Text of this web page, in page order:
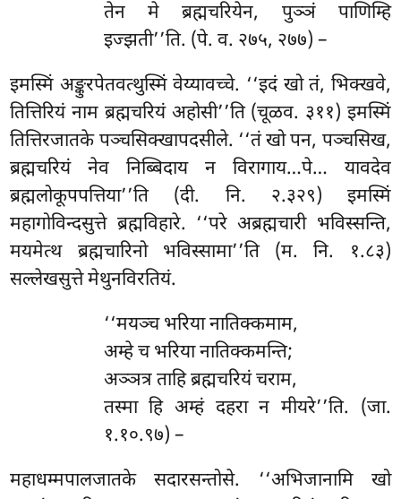
तेन मे ब्रह्मचरियेन, पुञ्ञं पाणिम्हि
इज्झती’’ति. (पे. व. २७५, २७७) –
इमस्मिं अङ्कुरपेतवत्थुस्मिं वेय्यावच्चे. ‘‘इदं खो तं, भिक्खवे,
तित्तिरियं नाम ब्रह्मचरियं अहोसी’’ति (चूळव. ३११) इमस्मिं
तित्तिरजातके पञ्चसिक्खापदसीले. ‘‘तं खो पन, पञ्चसिख,
ब्रह्मचरियं नेव निब्बिदाय न विरागाय…पे… यावदेव
ब्रह्मलोकूपपत्तिया’’ति (दी. नि. २.३२९) इमस्मिं
महागोविन्दसुत्ते ब्रह्मविहारे. ‘‘परे अब्रह्मचारी भविस्सन्ति,
मयमेत्थ ब्रह्मचारिनो भविस्सामा’’ति (म. नि. १.८३)
सल्लेखसुत्ते मेथुनविरतियं.
‘‘मयञ्चभरिया नातिक्कमाम,
अम्हे च भरिया नातिक्कमन्ति;
अञ्ञत्र ताहि ब्रह्मचरियं चराम,
तस्मा हि अम्हं दहरा न मीयरे’’ति. (जा.
१.१०.९७) –
महाधम्मपालजातके सदारसन्तोसे. ‘‘अभिजानामि खो